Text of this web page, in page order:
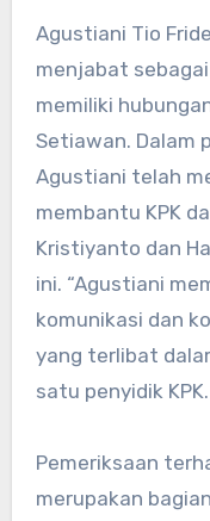
Agustiani Tio
menjabat
memiliki
Setiawan. Dalam
Agustiani telah
membantu KPK
Kristiyanto dan
ini. “Agustiani
komunikasi dan
yang terlibat
satu penyidik KPK.
Pemeriksaan
merupakan